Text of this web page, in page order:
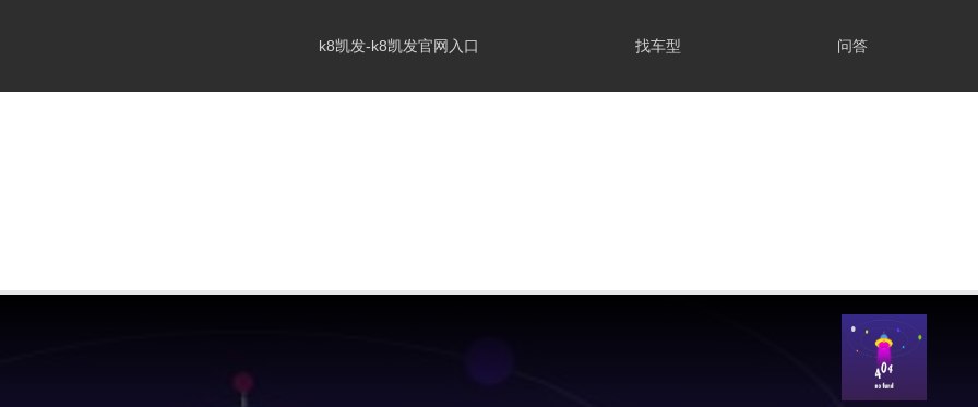
k8凯发-k8凯发官网入口 找车型 问答